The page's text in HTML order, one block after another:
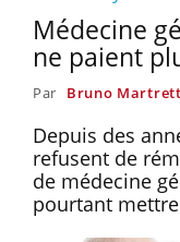
Médecine
ne paient
Par Bruno
Depuis des
refusent de
de médecine
pourtant